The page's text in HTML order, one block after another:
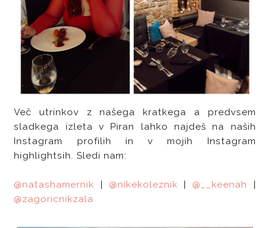
Več utrinkov z našega kratkega a predvsem
sladkega izleta v Piran lahko najdeš na naših
Instagram profilih in v mojih Instagram
highlightsih. Sledi nam:
@natashamernik | @nikekoleznik | @__keenah
|
@zagoricnikzala